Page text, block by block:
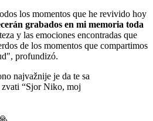
los momentos que he revivido hoy
grabados en mi memoria toda
y las emociones encontradas que
de los momentos que compartimos
profundizó.
najvažnije je da te sa
“Sjor Niko, moj